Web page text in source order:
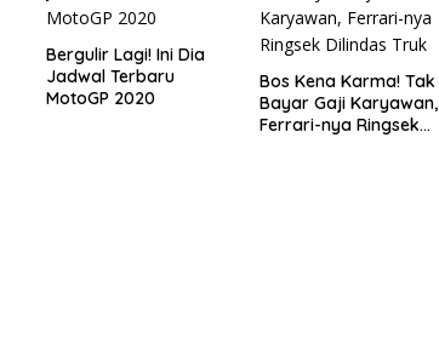
Bergulir Lagi! Ini Dia
Jadwal Terbaru
MotoGP 2020
Bos Kena Karma! Tak
Bayar Gaji Karyawan,
Ferrari-nya Ringsek